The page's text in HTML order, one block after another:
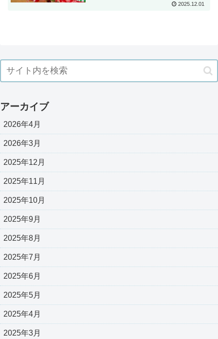
2025.12.01
アーカイブ
2026年4月
2026年3月
2025年12月
2025年11月
2025年10月
2025年9月
2025年8月
2025年7月
2025年6月
2025年5月
2025年4月
2025年3月